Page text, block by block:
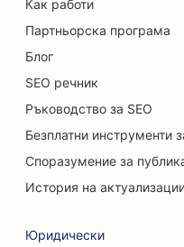
SEO оптимизация за
нестандартно меню
SEO за услуги за
SEO за котешки
Как работи
Партньорска програма
Блог
SEO речник
Ръководство за SEO
Безплатни инструменти
Споразумение за
История на
Юридически